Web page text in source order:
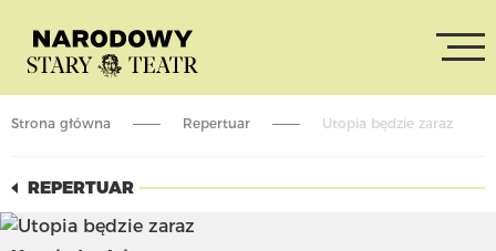
Strona główna Repertuar Utopia będzie zaraz
REPERTUAR